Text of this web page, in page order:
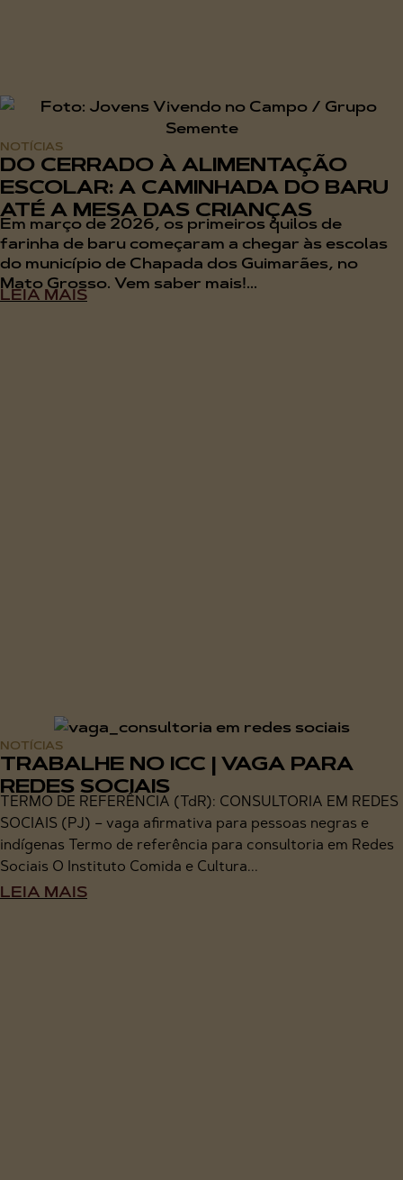
NOTÍCIAS
DO CERRADO À ALIMENTAÇÃO
ESCOLAR: A CAMINHADA DO BARU
ATÉ A MESA DAS CRIANÇAS
Em março de 2026, os primeiros quilos de
farinha de baru começaram a chegar às escolas
do município de Chapada dos Guimarães, no
Mato Grosso. Vem saber mais!...
LEIA MAIS
NOTÍCIAS
TRABALHE NO ICC | VAGA PARA
REDES SOCIAIS
TERMO DE REFERÊNCIA (TdR): CONSULTORIA EM REDES
SOCIAIS (PJ) – vaga afirmativa para pessoas negras e
indígenas Termo de referência para consultoria em Redes
Sociais O Instituto Comida e Cultura...
LEIA MAIS